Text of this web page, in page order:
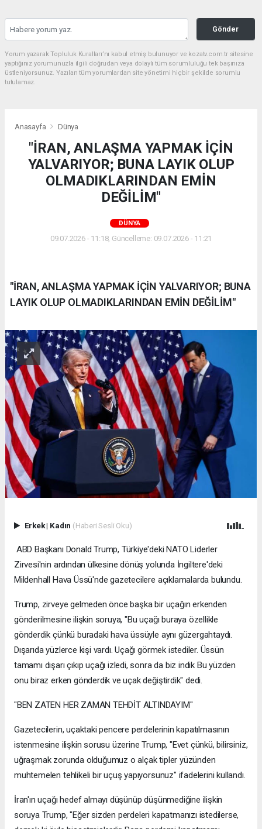
Gönder
Yorum yazarak Topluluk Kuralları’nı kabul etmiş bulunuyor ve kozatv.com.tr sitesine
yaptığınız yorumunuzla ilgili doğrudan veya dolaylı tüm sorumluluğu tek başınıza
üstleniyorsunuz. Yazılan tüm yorumlardan site yönetimi hiçbir şekilde sorumlu
tutulamaz.
Anasayfa Dünya
"İRAN, ANLAŞMA YAPMAK İÇİN
YALVARIYOR; BUNA LAYIK OLUP
OLMADIKLARINDAN EMİN
DEĞİLİM"
DÜNYA
09.07.2026 - 11:18, Güncelleme: 09.07.2026 - 11:21
"İRAN, ANLAŞMA YAPMAK İÇİN YALVARIYOR; BUNA
LAYIK OLUP OLMADIKLARINDAN EMİN DEĞİLİM"
Erkek| Kadın (Haberi Sesli Oku)
ABD Başkanı Donald Trump, Türkiye'deki NATO Liderler
Zirvesi'nin ardından ülkesine dönüş yolunda İngiltere'deki
Mildenhall Hava Üssü'nde gazetecilere açıklamalarda bulundu.
Trump, zirveye gelmeden önce başka bir uçağın erkenden
gönderilmesine ilişkin soruya, "Bu uçağı buraya özellikle
gönderdik çünkü buradaki hava üssüyle aynı güzergahtaydı.
Dışarıda yüzlerce kişi vardı. Uçağı görmek istediler. Üssün
tamamı dışarı çıkıp uçağı izledi, sonra da biz indik Bu yüzden
onu biraz erken gönderdik ve uçak değiştirdik" dedi.
"BEN ZATEN HER ZAMAN TEHDİT ALTINDAYIM"
Gazetecilerin, uçaktaki pencere perdelerinin kapatılmasının
istenmesine ilişkin sorusu üzerine Trump, "Evet çünkü, bilirsiniz,
uğraşmak zorunda olduğumuz o alçak tipler yüzünden
muhtemelen tehlikeli bir uçuş yapıyorsunuz" ifadelerini kullandı.
İran'ın uçağı hedef almayı düşünüp düşünmediğine ilişkin
soruya Trump, "Eğer sizden perdeleri kapatmanızı istedilerse,